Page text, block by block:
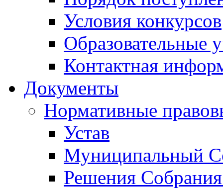
Условия конкурсов
Образовательные
Контактная
Документы
Нормативные
Устав
Муниципальный
Решения